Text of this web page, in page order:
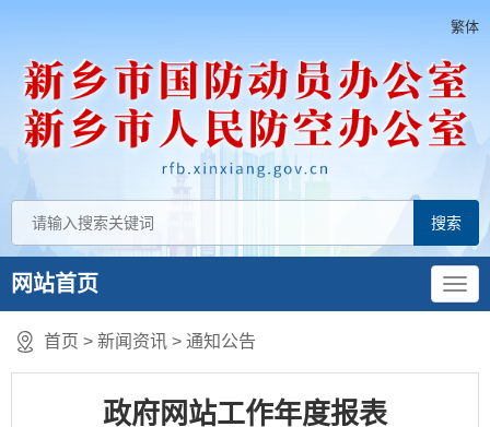
繁体
网站首页
首页 > 新闻资讯 > 通知公告
政府网站工作年度报表